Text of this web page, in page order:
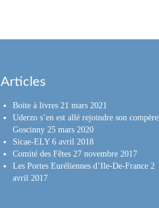
Articles
Boite à livres 21 mars 2021
Uderzo s’en est allé rejoindre son compère
Goscinny 25 mars 2020
Sicae-ELY 6 avril 2018
Comité des Fêtes 27 novembre 2017
Les Portes Euréliennes d’Ile-De-France 2
avril 2017